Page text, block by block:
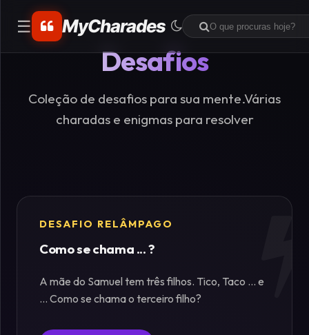
☰ MyCharades
Matemáticos
Charadas
Lógica
Desafios
Coleção de desafios para sua mente.Várias
charadas e enigmas para resolver
DESAFIO RELÂMPAGO
Como se chama ... ?
A mãe do Samuel tem três filhos. Tico, Taco ... e
... Como se chama o terceiro filho?